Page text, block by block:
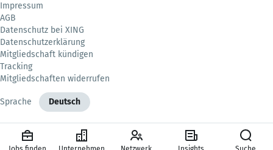
Impressum
AGB
Datenschutz bei XING
Datenschutzerklärung
Mitgliedschaft kündigen
Tracking
Mitgliedschaften widerrufen
Sprache Deutsch